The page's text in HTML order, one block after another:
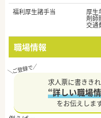
福利厚生諸手当
厚生
剤師
交通
職場情報
求人票に書きき
“詳しい職場
をお伝えします